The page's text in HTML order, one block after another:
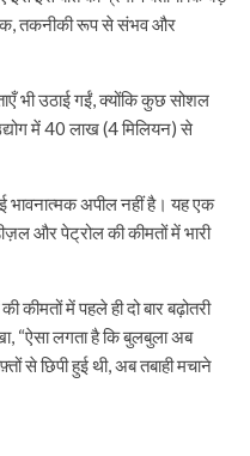
तकनीकी रूप से संभव और
भी उठाई गईं, क्योंकि कुछ सोशल
में 40 लाख (4 मिलियन) से
भावनात्मक अपील नहीं है। यह एक
और पेट्रोल की कीमतों में भारी
कीमतों में पहले ही दो बार बढ़ोतरी
“ऐसा लगता है कि बुलबुला अब
से छिपी हुई थी, अब तबाही मचाने